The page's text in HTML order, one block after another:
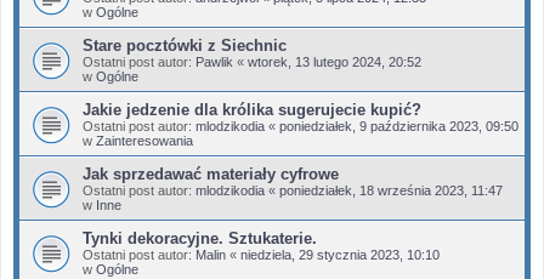
w Ogólne
Stare pocztówki z Siechnic
Ostatni post autor: Pawlik « wtorek, 13 lutego 2024, 20:52
w Ogólne
Jakie jedzenie dla królika sugerujecie kupić?
Ostatni post autor: mlodzikodia « poniedziałek, 9 października 2023, 09:50
w Zainteresowania
Jak sprzedawać materiały cyfrowe
Ostatni post autor: mlodzikodia « poniedziałek, 18 września 2023, 11:47
w Inne
Tynki dekoracyjne. Sztukaterie.
Ostatni post autor: Malin « niedziela, 29 stycznia 2023, 10:10
w Ogólne